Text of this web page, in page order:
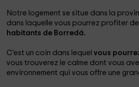
Notre logement se situe dans la
dans laquelle vous pourrez profiter
habitants de Borredá.
C'est un coin dans lequelvous
vous trouverez le calme dont vous
environnement qui vous offre une